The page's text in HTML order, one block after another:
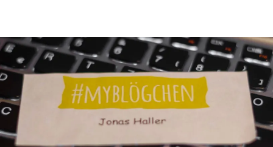
‘Schwes­
ter-
Test’.